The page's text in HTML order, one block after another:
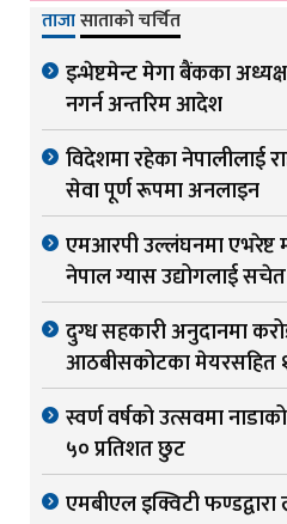
ताजासाताको चर्चित
इन्भेष्टमेन्ट मेगा बैंकका
नगर्न अन्तरिम आदेश
विदेशमा रहेका नेपालीलाई
सेवा पूर्ण रूपमा अनलाइन
एमआरपी उल्लंघनमा एभरेष्ट
नेपाल ग्यास उद्योगलाई सचेत
दुग्ध सहकारी अनुदानमा
आठबीसकोटका मेयरसहित
स्वर्ण वर्षको उत्सवमा
५० प्रतिशत छुट
एमबीएल इक्विटी